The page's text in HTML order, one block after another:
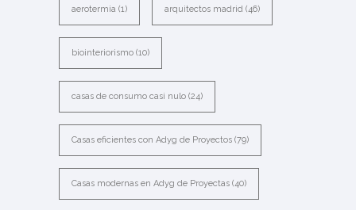
aerotermia (1) arquitectos madrid (46)
biointeriorismo (10)
casas de consumo casi nulo (24)
Casas eficientes con Adyg de Proyectos (79)
Casas modernas en Adyg de Proyectas (40)